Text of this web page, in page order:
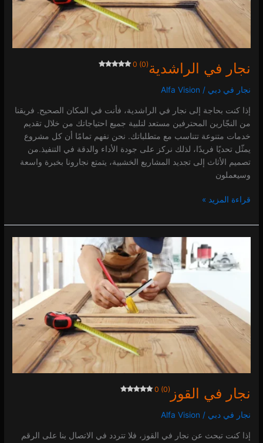
نجار في الراشدية0 (0)
نجار في دبي /
Alfa Vision
إذا كنت بحاجة إلى نجار في الراشدية، فأنت في المكان الصحيح. فريقنا
من النجّارين المحترفين مستعد لتلبية جميع احتياجاتك من خلال تقديم
خدمات متنوعة تتناسب مع متطلباتك. نحن نفهم تمامًا أن كل مشروع
يمثّل تحديًا فريدًا، لذلك نركز على جودة الأداء والدقة في التنفيذ.من
تصميم الأثاث إلى تجديد المشاريع الخشبية، يتمتع نجارونا بخبرة واسعة
وسيعملون
قراءة المزيد »
نجار في القوز 0 (0)
نجار في دبي /
Alfa Vision
إذا كنت تبحث عن نجار في القوز، فلا تتردد في الاتصال بنا على الرقم
القوز